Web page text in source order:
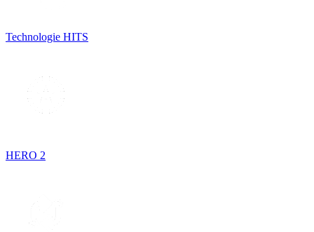
Technologie HITS
HERO 2